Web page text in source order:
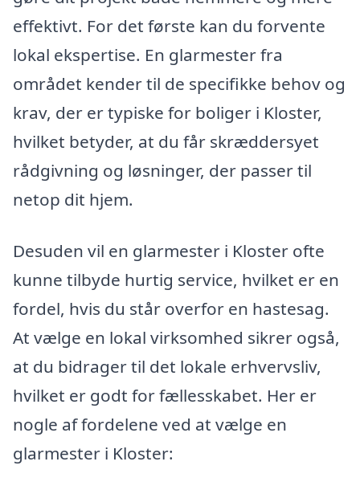
effektivt. For det første kan du forvente
lokal ekspertise. En glarmester fra
området kender til de specifikke behov og
krav, der er typiske for boliger i Kloster,
hvilket betyder, at du får skræddersyet
rådgivning og løsninger, der passer til
netop dit hjem.
Desuden vil en glarmester i Kloster ofte
kunne tilbyde hurtig service, hvilket er en
fordel, hvis du står overfor en hastesag.
At vælge en lokal virksomhed sikrer også,
at du bidrager til det lokale erhvervsliv,
hvilket er godt for fællesskabet. Her er
nogle af fordelene ved at vælge en
glarmester i Kloster: